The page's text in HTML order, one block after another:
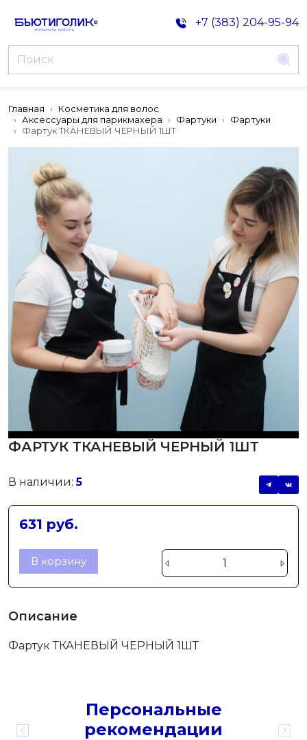
+7 (383) 204-95-94
Главная
Косметика для волос
Аксессуары для парикмахера
Фартуки
Фартуки
Фартук ТКАНЕВЫЙ ЧЕРНЫЙ 1ШТ
ФАРТУК ТКАНЕВЫЙ ЧЕРНЫЙ 1ШТ
В наличии:5
631 руб.
В корзину
Описание
Фартук ТКАНЕВЫЙ ЧЕРНЫЙ 1ШТ
Персональные
рекомендации